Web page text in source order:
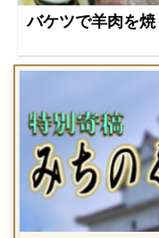
バケツで羊肉を